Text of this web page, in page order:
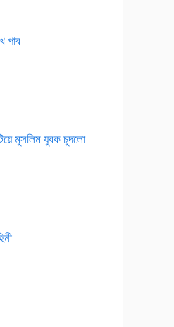
পাব
মুসলিম যুবক চুদলো